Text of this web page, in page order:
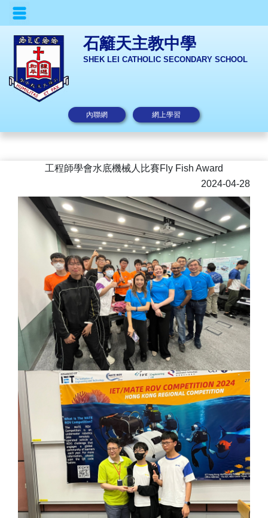
石籬天主教中學
SHEK LEI CATHOLIC SECONDARY SCHOOL
內聯網 網上學習
工程師學會水底機械人比賽Fly Fish Award
2024-04-28